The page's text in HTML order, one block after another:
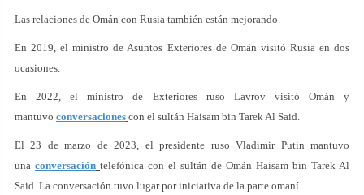
Las relaciones de Omán con Rusia también están mejorando.
En 2019, el ministro de Asuntos Exteriores de Omán visitó Rusia en dos
ocasiones.
En 2022, el ministro de Exteriores ruso Lavrov visitó Omán y
mantuvo conversaciones con el sultán Haisam bin Tarek Al Said.
El 23 de marzo de 2023, el presidente ruso Vladimir Putin mantuvo
una conversación telefónica con el sultán de Omán Haisam bin Tarek Al
Said. La conversación tuvo lugar por iniciativa de la parte omaní.